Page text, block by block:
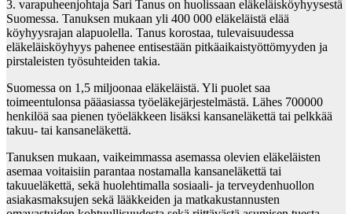
3. varapuheenjohtaja Sari Tanus on huolissaan eläkeläisköyhyysestä
Suomessa. Tanuksen mukaan yli 400 000 eläkeläistä elää
köyhyysrajan alapuolella. Tanus korostaa, tulevaisuudessa
eläkeläisköyhyys pahenee entisestään pitkäaikaistyöttömyyden ja
pirstaleisten työsuhteiden takia.
Suomessa on 1,5 miljoonaa eläkeläistä. Yli puolet saa
toimeentulonsa pääasiassa työeläkejärjestelmästä. Lähes 700000
henkilöä saa pienen työeläkkeen lisäksi kansaneläkettä tai pelkkää
takuu- tai kansaneläkettä.
Tanuksen mukaan, vaikeimmassa asemassa olevien eläkeläisten
asemaa voitaisiin parantaa nostamalla kansaneläkettä tai
takuueläkettä, sekä huolehtimalla sosiaali- ja terveydenhuollon
asiakasmaksujen sekä lääkkeiden ja matkakustannusten